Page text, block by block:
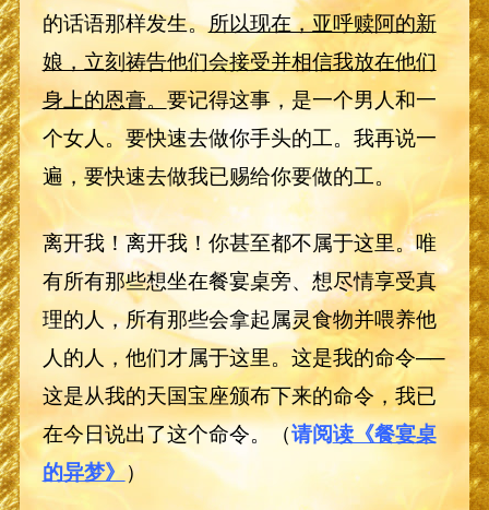
的话语那样发生。所以现在，亚呼赎阿的新
娘，立刻祷告他们会接受并相信我放在他们
身上的恩膏。要记得这事，是一个男人和一
个女人。要快速去做你手头的工。我再说一
遍，要快速去做我已赐给你要做的工。
离开我！离开我！你甚至都不属于这里。唯
有所有那些想坐在餐宴桌旁、想尽情享受真
理的人，所有那些会拿起属灵食物并喂养他
人的人，他们才属于这里。这是我的命令──
这是从我的天国宝座颁布下来的命令，我已
在今日说出了这个命令。（请阅读《餐宴桌
的异梦》）